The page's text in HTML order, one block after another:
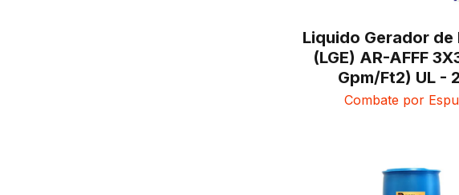
Liquido Gerador de
(LGE) AR-AFFF
Gpm/Ft2) UL -
Combate por